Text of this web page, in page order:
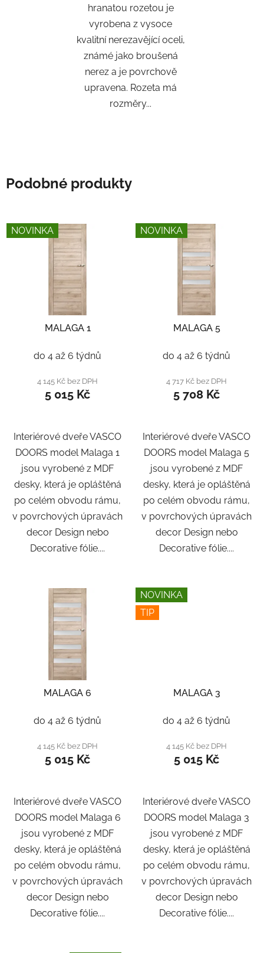
hranatou rozetou je
vyrobena z vysoce
kvalitní nerezavějící oceli,
známé jako broušená
nerez a je povrchově
upravena. Rozeta má
rozměry...
Podobné produkty
NOVINKA
MALAGA 1
do 4 až 6 týdnů
4 145 Kč bez DPH
5 015 Kč
Interiérové dveře VASCO
DOORS model Malaga 1
jsou vyrobené z MDF
desky, která je opláštěná
po celém obvodu rámu,
v povrchových úpravách
decor Design nebo
Decorative fólie....
NOVINKA
MALAGA 5
do 4 až 6 týdnů
4 717 Kč bez DPH
5 708 Kč
Interiérové dveře VASCO
DOORS model Malaga 5
jsou vyrobené z MDF
desky, která je opláštěná
po celém obvodu rámu,
v povrchových úpravách
decor Design nebo
Decorative fólie....
MALAGA 6
do 4 až 6 týdnů
4 145 Kč bez DPH
5 015 Kč
Interiérové dveře VASCO
DOORS model Malaga 6
jsou vyrobené z MDF
desky, která je opláštěná
po celém obvodu rámu,
v povrchových úpravách
decor Design nebo
Decorative fólie....
NOVINKA
TIP
MALAGA 3
do 4 až 6 týdnů
4 145 Kč bez DPH
5 015 Kč
Interiérové dveře VASCO
DOORS model Malaga 3
jsou vyrobené z MDF
desky, která je opláštěná
po celém obvodu rámu,
v povrchových úpravách
decor Design nebo
Decorative fólie....